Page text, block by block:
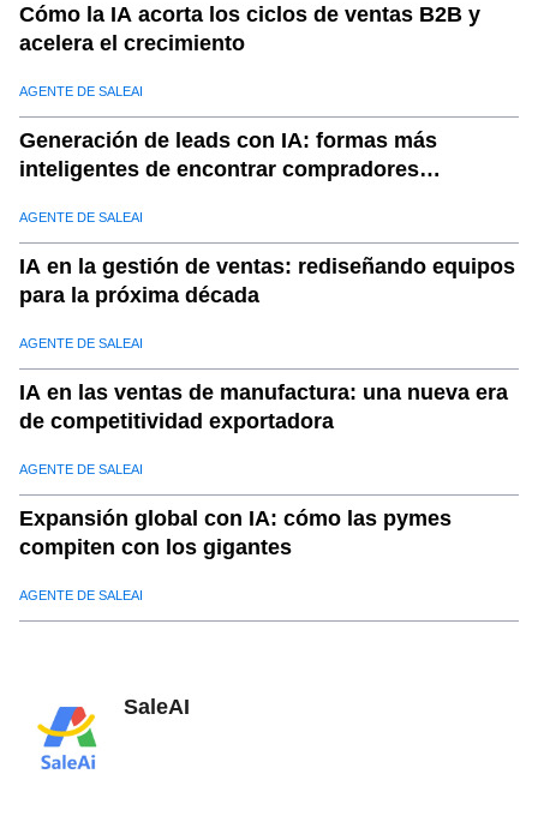
Cómo la IA acorta los ciclos de ventas B2B y
acelera el crecimiento
AGENTE DE SALEAI
Generación de leads con IA: formas más
inteligentes de encontrar compradores
AGENTE DE SALEAI
IA en la gestión de ventas: rediseñando equipos
para la próxima década
AGENTE DE SALEAI
IA en las ventas de manufactura: una nueva era
de competitividad exportadora
AGENTE DE SALEAI
Expansión global con IA: cómo las pymes
compiten con los gigantes
AGENTE DE SALEAI
SaleAI